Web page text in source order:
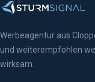
Werbeagentur aus
und weiterempfohlen
wirksam.